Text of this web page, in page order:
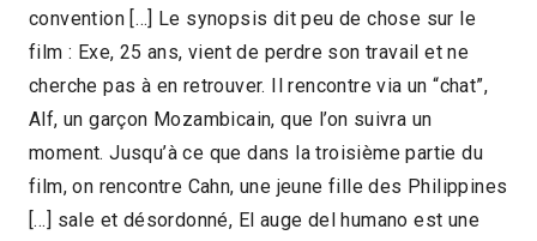
convention […] Le synopsis dit peu de chose sur le
film : Exe, 25 ans, vient de perdre son travail et ne
cherche pas à en retrouver. Il rencontre via un “chat”,
Alf, un garçon Mozambicain, que l’on suivra un
moment. Jusqu’à ce que dans la troisième partie du
film, on rencontre Cahn, une jeune fille des Philippines
[…] sale et désordonné, El auge del humano est une